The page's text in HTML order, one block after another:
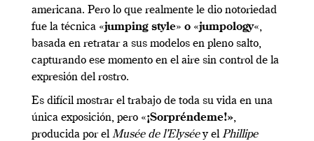
americana. Pero lo que realmente le dio notoriedad
fue la técnica «jumping style» o «jumpology«,
basada en retratar a sus modelos en pleno salto,
capturando ese momento en el aire sin control de la
expresión del rostro.
Es difícil mostrar el trabajo de toda su vida en una
única exposición, pero «¡Sorpréndeme!»,
producida por el Musée de l’Elyséey el Phillipe